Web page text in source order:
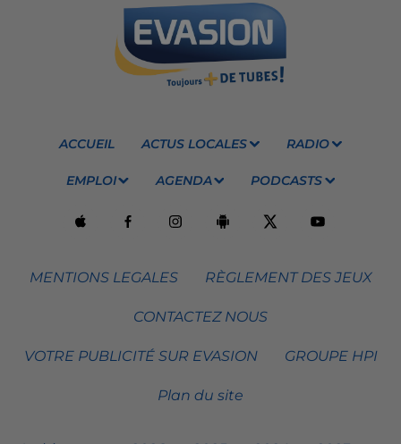
ACCUEIL ACTUS LOCALES RADIO
EMPLOI AGENDA PODCASTS
MENTIONS LEGALES RÈGLEMENT DES JEUX
CONTACTEZ NOUS
VOTRE PUBLICITÉ SUR EVASION GROUPE HPI
Plan du site